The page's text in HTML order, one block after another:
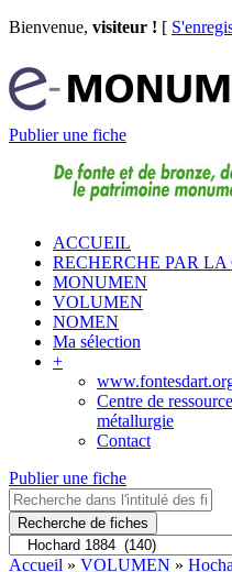
Bienvenue, visiteur ! [
Publier une fiche
ACCUEIL
RECHERCHE PAR LA
MONUMEN
VOLUMEN
NOMEN
Ma sélection
+
Centre de
métallurgie
Contact
Publier une fiche
Recherche de fiches
Accueil » VOLUMEN »